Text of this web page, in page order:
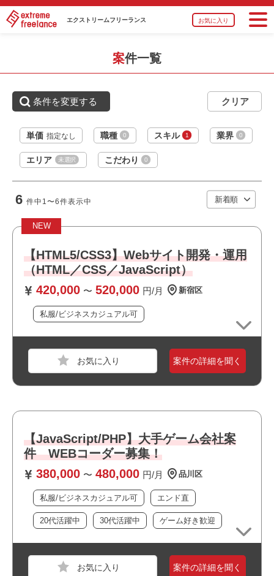
エクストリームフリーランス お気に入り
単価 指定なし 職種 0 スキル 1 業界 0
エリア 未選択 こだわり 0
条件を変更する
案件一覧
6 件中 1〜6件表示中
NEW
【HTML5/CSS3】Webサイト開発・運用
（HTML／CSS／JavaScript）
420,000 〜 520,000 円/月 新宿区
私服/ビジネスカジュアル可
・HTML5/CSS3/jQueryの実務経験（3年以上）
・Adobe Illustratorの実務経験（2年以上）
・Gitの実務経験（2年以上）
└②Git管理 （SourceTree、GitHubまたはBacklog等）に
慣れている方
おすすめポイント
・オフィスは綺麗で快適な環境です
・私服/ビジネスカジュアルでの勤務が可能です
案件の詳細を聞く
【JavaScript/PHP】大手ゲーム会社案
件 WEBコーダー募集！
380,000 〜 480,000 円/月 品川区
私服/ビジネスカジュアル可 エンド直
20代活躍中 30代活躍中 ゲーム好き歓迎
職種
フロントエンジニア
業界
ECサイト
・Webサイトのコーディング経験（HTML/CSS/JavaScript/
・フロントエンドのフレームワークに関する知識（現場で
はVue/Nuxt、Node、webpackなどを使用）
・バックエンド（AWS関連やGCP関連など）の基礎知識が
ある、もしくは今後取り組む意欲がある
おすすめポイント
・リモート勤務併用可能です
・オフィスは綺麗で快適な環境です
・20代が多く活躍しています
案件の詳細を聞く
スキル
HTML5,CSS3,JavaScript,React,Vue.js,Photosho
p,Figma
・HTML5、CSS3、JavaScript
もしくはTypeScriptを利用した実務経験 3年以上ある方